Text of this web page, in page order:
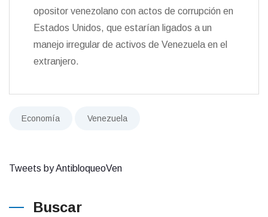
opositor venezolano con actos de corrupción en
Estados Unidos, que estarían ligados a un
manejo irregular de activos de Venezuela en el
extranjero.
Economía Venezuela
Tweets by AntibloqueoVen
Buscar